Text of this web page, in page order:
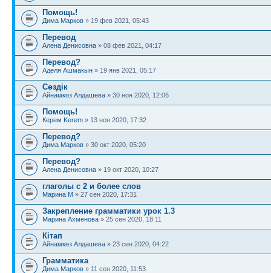
Помощь!
Дима Марков » 19 фев 2021, 05:43
Перевод
Алена Денисовна » 08 фев 2021, 04:17
Перевод?
Аделя Ашмакын » 19 янв 2021, 05:17
Сөздік
Айнамкөз Алдашева » 30 ноя 2020, 12:06
Помощь!
Керем Kerem » 13 ноя 2020, 17:32
Перевод?
Дима Марков » 30 окт 2020, 05:20
Перевод?
Алена Денисовна » 19 окт 2020, 10:27
глаголы с 2 и более слов
Марина М » 27 сен 2020, 17:31
Закрепление грамматики урок 1.3
Марина Ахменова » 25 сен 2020, 18:11
Кітап
Айнамкөз Алдашева » 23 сен 2020, 04:22
Грамматика
Дима Марков » 11 сен 2020, 11:53